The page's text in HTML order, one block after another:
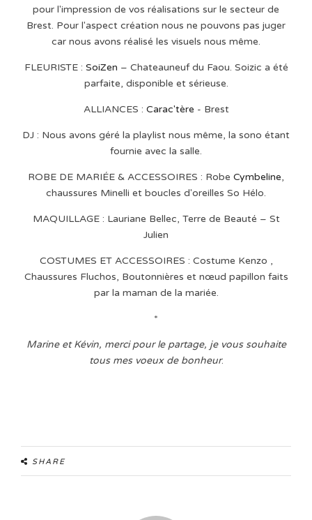
pour l'impression de vos réalisations sur le secteur de
Brest. Pour l'aspect création nous ne pouvons pas juger
car nous avons réalisé les visuels nous même.
FLEURISTE : SoiZen – Chateauneuf du Faou. Soizic a été
parfaite, disponible et sérieuse.
ALLIANCES : Carac'tère - Brest
DJ : Nous avons géré la playlist nous même, la sono étant
fournie avec la salle.
ROBE DE MARIÉE & ACCESSOIRES : Robe Cymbeline,
chaussures Minelli et boucles d'oreilles So Hélo.
MAQUILLAGE : Lauriane Bellec, Terre de Beauté – St
Julien
COSTUMES ET ACCESSOIRES : Costume Kenzo ,
Chaussures Fluchos, Boutonnières et nœud papillon faits
par la maman de la mariée.
*
Marine et Kévin, merci pour le partage, je vous souhaite
tous mes voeux de bonheur.
SHARE